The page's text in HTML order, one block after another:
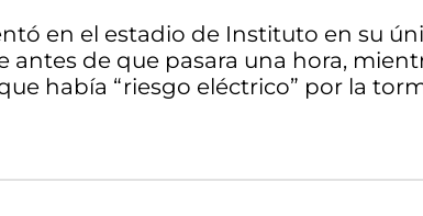
en el estadio de Instituto en su
antes de que pasara una hora,
había “riesgo eléctrico” por la